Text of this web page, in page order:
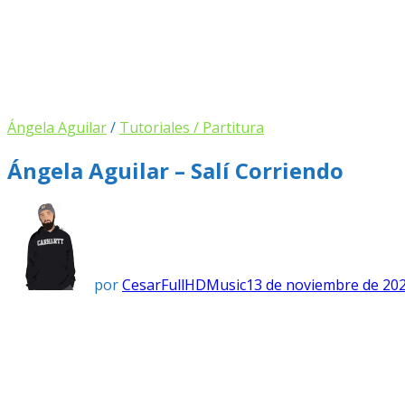
Ángela Aguilar/ Tutoriales / Partitura
Ángela Aguilar – Salí Corriendo
porCesarFullHDMusic13 de noviembre de